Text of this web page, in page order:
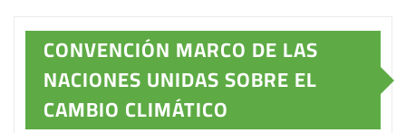
CONVENCIÓN MARCO DE LAS
NACIONES UNIDAS SOBRE EL
CAMBIO CLIMÁTICO